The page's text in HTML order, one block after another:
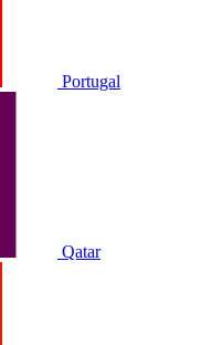
Portugal
Qatar